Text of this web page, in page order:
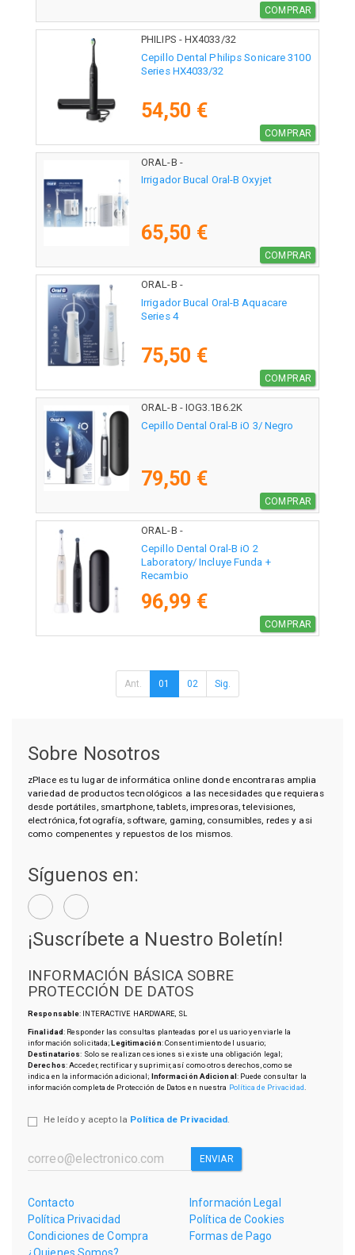
COMPRAR
PHILIPS - HX4033/32
Cepillo Dental Philips Sonicare 3100
Series HX4033/32
54,50 €
COMPRAR
ORAL-B -
Irrigador Bucal Oral-B Oxyjet
65,50 €
COMPRAR
ORAL-B -
Irrigador Bucal Oral-B Aquacare
Series 4
75,50 €
COMPRAR
ORAL-B - IOG3.1B6.2K
Cepillo Dental Oral-B iO 3/ Negro
79,50 €
COMPRAR
ORAL-B -
Cepillo Dental Oral-B iO 2
Laboratory/ Incluye Funda +
Recambio
96,99 €
COMPRAR
Ant. 01 02 Sig.
Sobre Nosotros
zPlace es tu lugar de informática online donde encontraras amplia
variedad de productos tecnológicos a las necesidades que requieras
desde portátiles, smartphone, tablets, impresoras, televisiones,
electrónica, fotografía, software, gaming, consumibles, redes y asi
como compenentes y repuestos de los mismos.
Síguenos en:
¡Suscríbete a Nuestro Boletín!
INFORMACIÓN BÁSICA SOBRE
PROTECCIÓN DE DATOS
Responsable: INTERACTIVE HARDWARE, SL
Finalidad: Responder las consultas planteadas por el usuario y enviarle la
información solicitada; Legitimación: Consentimiento del usuario;
Destinatarios: Solo se realizan cesiones si existe una obligación legal;
Derechos: Acceder, rectificar y suprimir, así como otros derechos, como se
indica en la información adicional; Información Adicional : Puede consultar la
información completa de Protección de Datos en nuestra Política de Privacidad.
He leído y acepto la Política de Privacidad
ENVIAR
Contacto
Información Legal
Política Privacidad
Política de Cookies
Condiciones de Compra
Formas de Pago
¿Quienes Somos?